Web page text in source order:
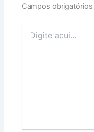
Campos
aqui...